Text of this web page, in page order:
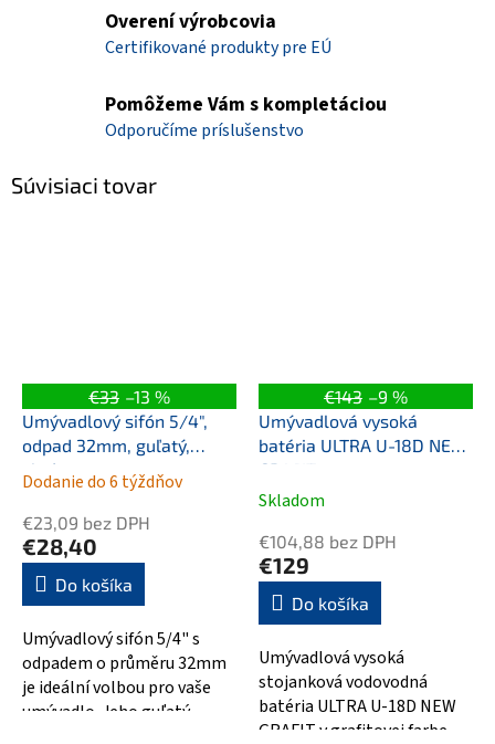
Overení výrobcovia
Certifikované produkty pre EÚ
Pomôžeme Vám s kompletáciou
Odporučíme príslušenstvo
Súvisiaci tovar
€33 –13 %
Umývadlový sifón 5/4",
odpad 32mm, guľatý,
chróm
Priemerné
hodnotenie
produktu
je
5,0
z
5
hviezdičiek.
Dodanie do 6 týždňov
€23,09 bez DPH
€28,40
Do košíka
Umývadlový sifón 5/4" s
odpadem o průměru 32mm
je ideální volbou pro vaše
umývadlo. Jeho guľatý
€143 –9 %
Umývadlová vysoká
batéria ULTRA U-18D NEW
GRAFIT
Skladom
€104,88 bez DPH
€129
Do košíka
Umývadlová vysoká
stojanková vodovodná
batéria ULTRA U-18D NEW
GRAFIT v grafitovej farbe